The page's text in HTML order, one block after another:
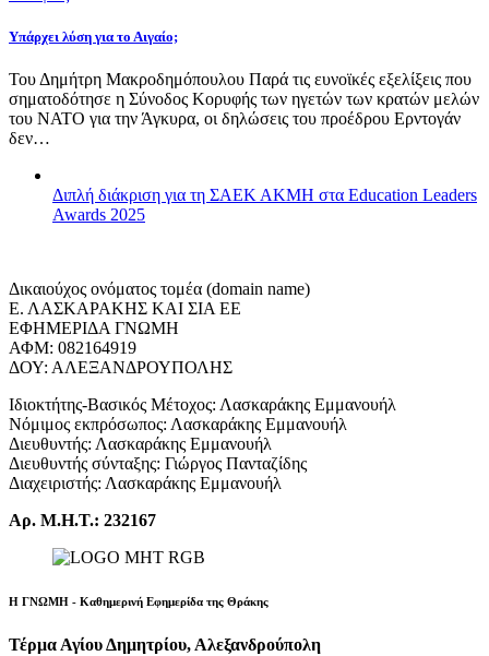
Υπάρχει λύση για το Αιγαίο;
Του Δημήτρη Μακροδημόπουλου Παρά τις ευνοϊκές εξελίξεις που
σηματοδότησε η Σύνοδος Κορυφής των ηγετών των κρατών μελών
του ΝΑΤΟ για την Άγκυρα, οι δηλώσεις του προέδρου Ερντογάν
δεν…
Διπλή διάκριση για τη ΣΑΕΚ ΑΚΜΗ στα Education Leaders
Awards 2025
Δικαιούχος ονόματος τομέα (domain name)
Ε. ΛΑΣΚΑΡΑΚΗΣ ΚΑΙ ΣΙΑ ΕΕ
ΕΦΗΜΕΡΙΔΑ ΓΝΩΜΗ
ΑΦΜ: 082164919
ΔΟΥ: ΑΛΕΞΑΝΔΡΟΥΠΟΛΗΣ
Ιδιοκτήτης-Βασικός Μέτοχος: Λασκαράκης Εμμανουήλ
Νόμιμος εκπρόσωπος: Λασκαράκης Εμμανουήλ
Διευθυντής: Λασκαράκης Εμμανουήλ
Διευθυντής σύνταξης: Γιώργος Πανταζίδης
Διαχειριστής: Λασκαράκης Εμμανουήλ
Αρ. Μ.Η.Τ.: 232167
Η ΓΝΩΜΗ - Καθημερινή Εφημερίδα της Θράκης
Τέρμα Αγίου Δημητρίου, Αλεξανδρούπολη